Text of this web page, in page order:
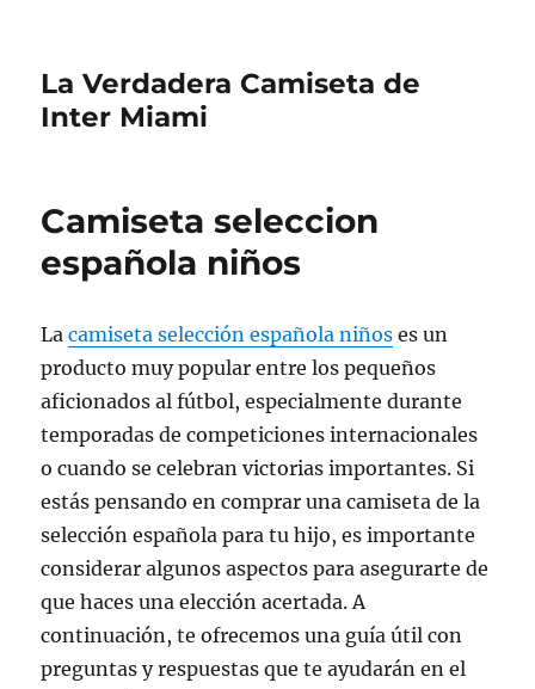
La Verdadera Camiseta de
Inter Miami
Camiseta seleccion
española niños
Lacamiseta selección española niños es un
producto muy popular entre los pequeños
aficionados al fútbol, especialmente durante
temporadas de competiciones internacionales
o cuando se celebran victorias importantes. Si
estás pensando en comprar una camiseta de la
selección española para tu hijo, es importante
considerar algunos aspectos para asegurarte de
que haces una elección acertada. A
continuación, te ofrecemos una guía útil con
preguntas y respuestas que te ayudarán en el